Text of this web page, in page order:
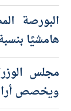
البورصة
هامشيًا بنسبة
ويخصص